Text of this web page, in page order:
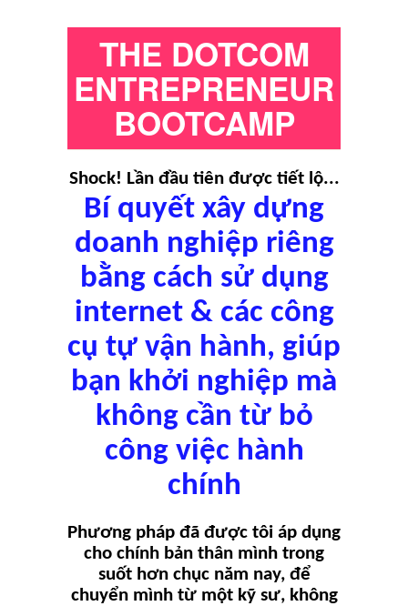
THE DOTCOM
ENTREPRENEUR
BOOTCAMP
Shock! Lần đầu tiên được tiết lộ...
Bí quyết xây dựng
doanh nghiệp riêng
bằng cách sử dụng
internet & các công
cụ tự vận hành, giúp
bạn khởi nghiệp mà
không cần từ bỏ
công việc hành
chính
Phương pháp đã được tôi áp dụng
cho chính bản thân mình trong
suốt hơn chục năm nay, để
chuyển mình từ một kỹ sư, không